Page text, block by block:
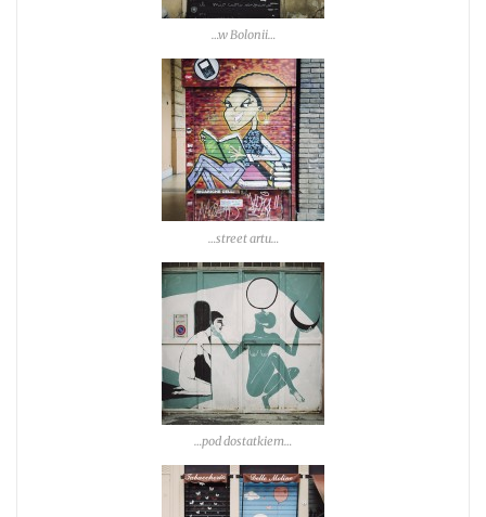
…w Bolonii…
…street artu…
…pod dostatkiem…